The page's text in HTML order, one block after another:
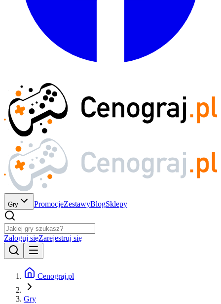
Gry PromocjeZestawyBlogSklepy
Zaloguj sięZarejestruj się
Cenograj.pl
Gry